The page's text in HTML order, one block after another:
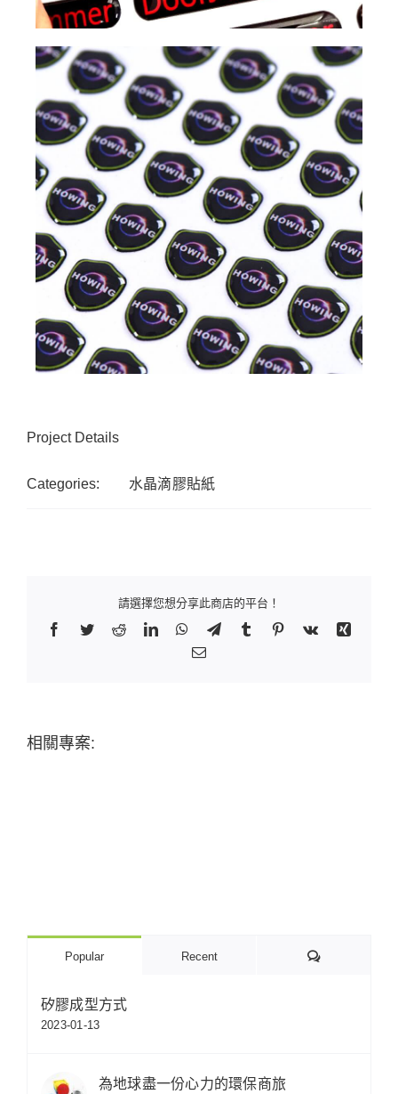
Project Details
Categories: 水晶滴膠貼紙
請選擇您想分享此商店的平台！
Facebook
TwitterRedditLinkedInWhatsApp
TelegramTumblr Pinterest
Vk
Xing
Email:
相關專案:
Popular Recent Comments
矽膠成型方式
2023-01-13
為地球盡一份心力的環保商旅